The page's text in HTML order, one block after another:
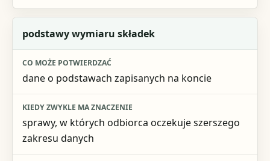
podstawy wymiaru składek
dane o podstawach zapisanych na koncie
sprawy, w których odbiorca oczekuje szerszego
zakresu danych